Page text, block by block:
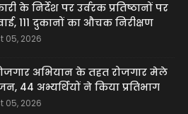
के निर्देश पर उर्वरक प्रतिष्ठानों पर
111 दुकानों का औचक निरीक्षण
05, 2026
अभियान के तहत रोजगार मेले
44 अभ्यर्थियों ने किया प्रतिभाग
05, 2026